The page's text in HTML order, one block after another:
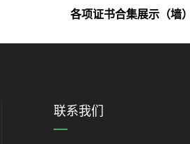
各项证书合集展示（墙
联系我们